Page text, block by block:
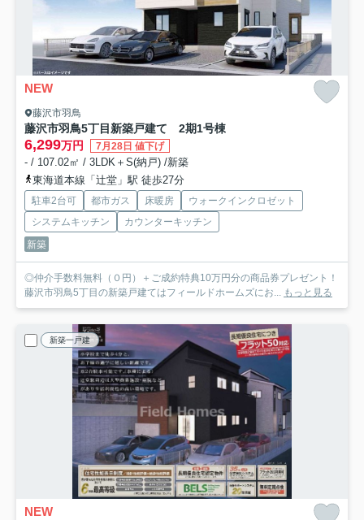
NEW
藤沢市羽鳥
藤沢市羽鳥5丁目新築戸建て 2期1号棟
6,299万円 7月28日 値下げ
- / 107.02㎡ / 3LDK＋S(納戸) /新築
東海道本線「辻堂」駅 徒歩27分
駐車2台可 都市ガス 床暖房
ウォークインクロゼット
システムキッチン
カウンターキッチン
新築
◎仲介手数料無料（０円）＋ご成約特典10万円分の商品券プレゼント！
藤沢市羽鳥5丁目の新築戸建てはフィールドホームズにお... もっと見る
新築一戸建
NEW